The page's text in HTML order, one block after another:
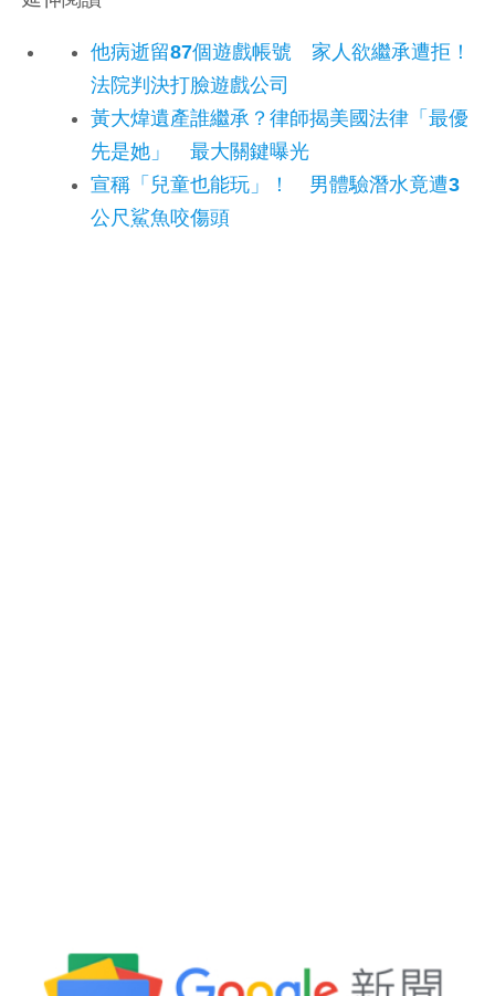
他病逝留87個遊戲帳號 家人欲繼承遭拒！
法院判決打臉遊戲公司
黃大煒遺產誰繼承？律師揭美國法律「最優
先是她」 最大關鍵曝光
宣稱「兒童也能玩」！ 男體驗潛水竟遭3
公尺鯊魚咬傷頭